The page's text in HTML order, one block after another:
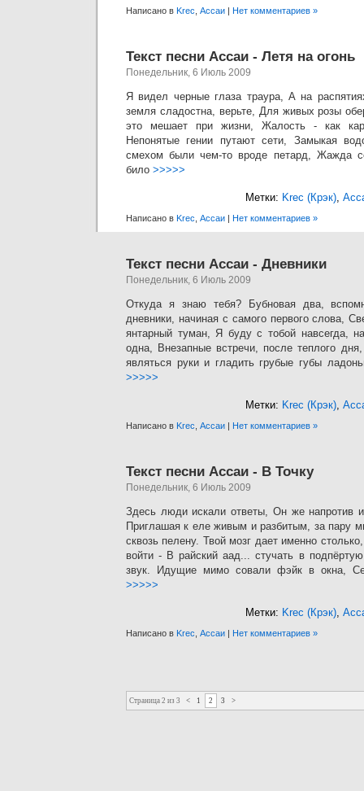
Написано в Krec Ассаи | Нет комментариев »
Текст песни Ассаи - Летя на огонь
Понедельник, 6 Июль 2009
Я видел черные глаза траура, А на
земля сладостна, верьте, Для живых розы
это мешает при жизни, Жалость - как
Непонятые гении путают сети, Замыкая
смехом были чем-то вроде петард, Жажда
било >>>>>
Метки: Krec (Крэк),
Написано в Krec Ассаи | Нет комментариев »
Текст песни Ассаи - Дневники
Понедельник, 6 Июль 2009
Откуда я знаю тебя? Бубновая два,
дневники, начиная с самого первого слова,
янтарный туман, Я буду с тобой навсегда,
одна, Внезапные встречи, после теплого
являться руки и гладить грубые губы
>>>>>
Метки: Krec (Крэк),
Написано в Krec Ассаи | Нет комментариев »
Текст песни Ассаи - В Точку
Понедельник, 6 Июль 2009
Здесь люди искали ответы, Он же напротив
Приглашая к еле живым и разбитым, за пару
сквозь пелену. Твой мозг дает именно
войти - В райский аад... стучать в
звук. Идущие мимо совали фэйк в окна,
>>>>>
Метки: Krec (Крэк),
Написано в Krec Ассаи | Нет комментариев »
Страница 2 из 3 < 1 2 3 >